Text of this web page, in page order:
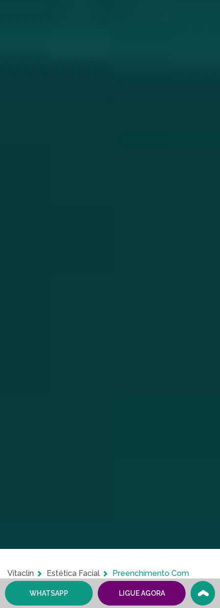
Vitaclin Estética Facial
Preenchimento Com
Hidroxiapatita De Cálcio
WHATSAPP LIGUE AGORA